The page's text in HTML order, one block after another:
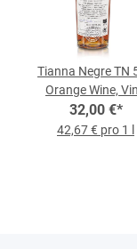
Tianna Negre TN
Orange Wine,
Blanco 2020,
Flasche
32,00 €*
42,67 € pro 1 l